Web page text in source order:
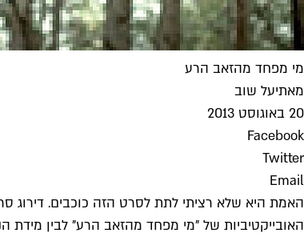
מי מפחד מהזאב הרע
מאתיעל שוב
20 באוגוסט 2013
Facebook
Twitter
Email
האמת היא שלא רציתי לתת לסרט הזה כוכבים. דירוג